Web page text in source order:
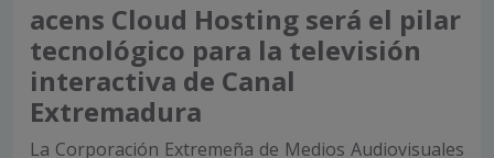
acens Cloud Hosting será el pilar
tecnológico para la televisión
interactiva de Canal
Extremadura
La Corporación Extremeña de Medios Audiovisuales